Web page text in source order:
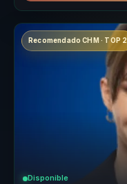
Recomendado CHM · TOP 2
Disponible